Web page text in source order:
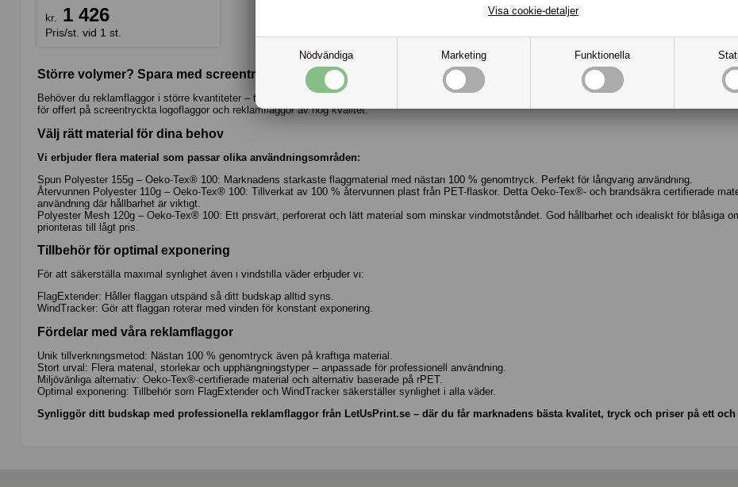
Nödvändiga Marketing Funktionella
Visa cookie-detaljer
kr. 1 426
Pris/st. vid 1 st.
Större volymer? Spara med screentryck
Behöver du reklamflaggor i större kvantiteter – till exempel över 20 st – erbjuder vi en ännu billigare lösning med screentryck. Denna metod är perfekt
för offert på screentryckta logoflaggoroch reklamflaggor av hög kvalitet.
Välj rätt material för dina behov
Vi erbjuder flera material som passar olika användningsområden:
Spun Polyester 155g – Oeko-Tex® 100: Marknadens starkaste flaggmaterial med nästan 100 % genomtryck. Perfekt för långvarig användning.
Återvunnen Polyester 110g – Oeko-Tex® 100: Tillverkat av 100 % återvunnen plast från PET-flaskor. Detta Oeko-Tex®- och brandsäkra certifierade
användning där hållbarhet är viktigt.
Polyester Mesh 120g – Oeko-Tex® 100: Ett prisvärt, perforerat och lätt material som minskar vindmotståndet. God hållbarhet och idealiskt för blåsiga
prioriteras till lågt pris.
Tillbehör för optimal exponering
För att säkerställa maximal synlighet även i vindstilla väder erbjuder vi:
FlagExtender: Håller flaggan utspänd så ditt budskap alltid syns.
WindTracker: Gör att flaggan roterar med vinden för konstant exponering.
Fördelar med våra reklamflaggor
Unik tillverkningsmetod: Nästan 100 % genomtryck även på kraftiga material.
Stort urval: Flera material, storlekar och upphängningstyper – anpassade för professionell användning.
Miljövänliga alternativ: Oeko-Tex®-certifierade material och alternativ baserade på rPET.
Optimal exponering: Tillbehör som FlagExtenderoch WindTrackersäkerställer synlighet i alla väder.
Synliggör ditt budskap med professionella reklamflaggor från LetUsPrint.se – där du får marknadens bästa kvalitet, tryck och priser på ett och